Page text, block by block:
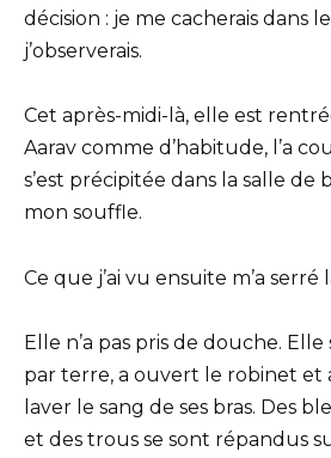
décision : je me cacherais dans
j’observerais.
Cet après-midi-là, elle est
Aarav comme d’habitude, l’a
s’est précipitée dans la salle de
mon souffle.
Ce que j’ai vu ensuite m’a serré
Elle n’a pas pris de douche. Elle
par terre, a ouvert le robinet et
laver le sang de ses bras. Des
et des trous se sont répandus